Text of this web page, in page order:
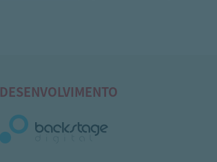
DESENVOLVIMENTO